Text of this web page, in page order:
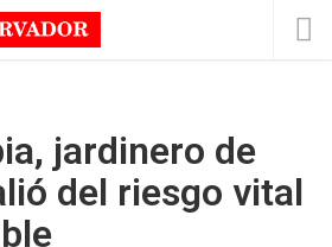
jardinero de
del riesgo vital